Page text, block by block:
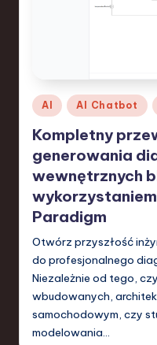
a
r
e
,
T
e
c
h
a
Posted
in
AI AI Chatbot
Kompletny
generowania
wewnętrznych
Paradigm
Otwórz przyszłość
do profesjonalnego
Niezależnie od tego,
wbudowanych,
samochodowym, czy
modelowania…